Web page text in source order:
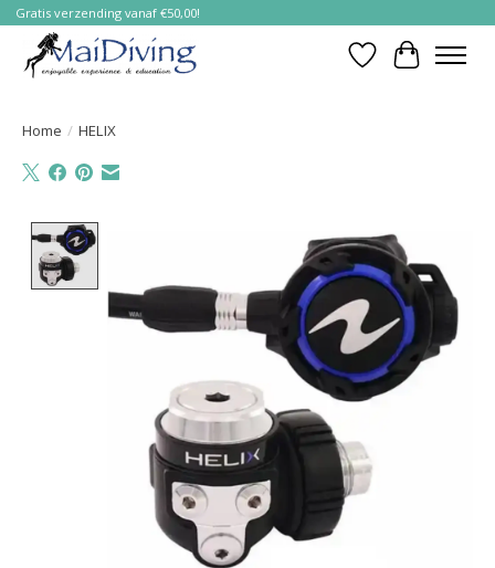
Gratis verzending vanaf €50,00!
Verlanglijst
Home / HELIX
Product image slideshow Items